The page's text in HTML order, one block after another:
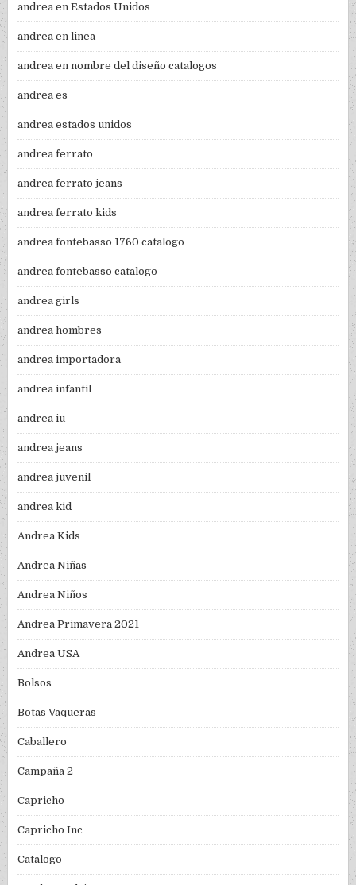
andrea en Estados Unidos
andrea en linea
andrea en nombre del diseño catalogos
andrea es
andrea estados unidos
andrea ferrato
andrea ferrato jeans
andrea ferrato kids
andrea fontebasso 1760 catalogo
andrea fontebasso catalogo
andrea girls
andrea hombres
andrea importadora
andrea infantil
andrea iu
andrea jeans
andrea juvenil
andrea kid
Andrea Kids
Andrea Niñas
Andrea Niños
Andrea Primavera 2021
Andrea USA
Bolsos
Botas Vaqueras
Caballero
Campaña 2
Capricho
Capricho Inc
Catalogo